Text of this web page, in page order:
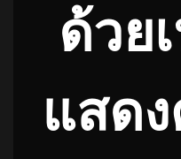
ด้วย
แสด